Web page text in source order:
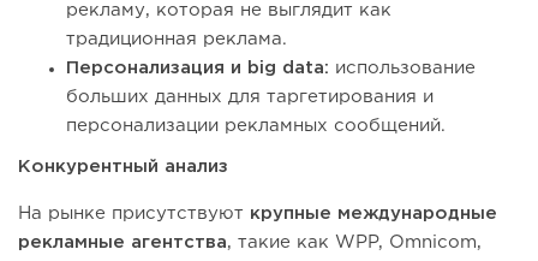
рекламу, которая не выглядит как
традиционная реклама.
Персонализация и big data: использование
больших данных для таргетирования и
персонализации рекламных сообщений.
Конкурентный анализ
На рынке присутствуют крупные международные
рекламные агентства, такие как WPP, Omnicom,